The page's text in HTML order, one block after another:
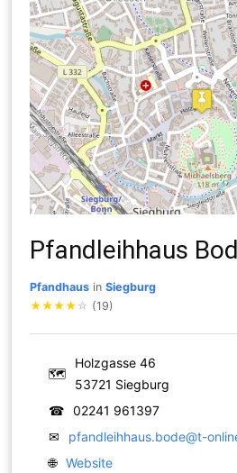
Pfandleihhaus
Pfandhaus inSiegburg
★★★★ ☆ (19)
🗺
Holzgasse 46
53721 Siegburg
☎
02241 961397
✉
pfandleihhaus.bode@t-
🌐 Website